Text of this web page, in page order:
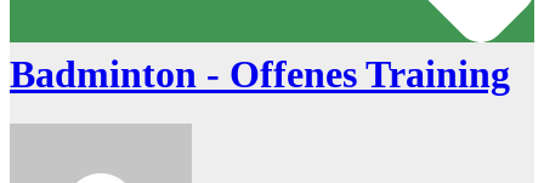
Badminton - Offenes Training